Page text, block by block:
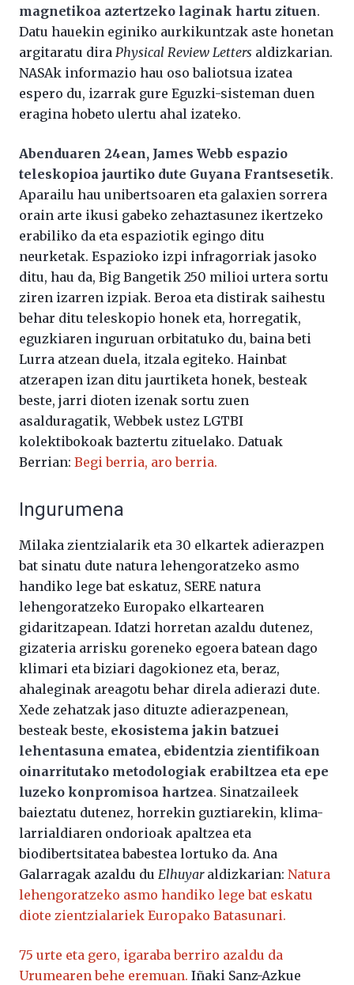
magnetikoa aztertzeko laginak hartu zituen.
Datu hauekin eginiko aurkikuntzak aste honetan
argitaratu dira Physical Review Letters aldizkarian.
NASAk informazio hau oso baliotsua izatea
espero du, izarrak gure Eguzki-sisteman duen
eragina hobeto ulertu ahal izateko.
Abenduaren 24ean, James Webb espazio
teleskopioa jaurtiko dute Guyana Frantsesetik.
Aparailu hau unibertsoaren eta galaxien sorrera
orain arte ikusi gabeko zehaztasunez ikertzeko
erabiliko da eta espaziotik egingo ditu
neurketak. Espazioko izpi infragorriak jasoko
ditu, hau da, Big Bangetik 250 milioi urtera sortu
ziren izarren izpiak. Beroa eta distirak saihestu
behar ditu teleskopio honek eta, horregatik,
eguzkiaren inguruan orbitatuko du, baina beti
Lurra atzean duela, itzala egiteko. Hainbat
atzerapen izan ditu jaurtiketa honek, besteak
beste, jarri dioten izenak sortu zuen
asalduragatik, Webbek ustez LGTBI
kolektibokoak baztertu zituelako. Datuak
Berrian: Begi berria, aro berria.
Ingurumena
Milaka zientzialarik eta 30 elkartek adierazpen
bat sinatu dute natura lehengoratzeko asmo
handiko lege bat eskatuz, SERE natura
lehengoratzeko Europako elkartearen
gidaritzapean. Idatzi horretan azaldu dutenez,
gizateria arrisku goreneko egoera batean dago
klimari eta biziari dagokionez eta, beraz,
ahaleginak areagotu behar direla adierazi dute.
Xede zehatzak jaso dituzte adierazpenean,
besteak beste, ekosistema jakin batzuei
lehentasuna ematea, ebidentzia zientifikoan
oinarritutako metodologiak erabiltzea eta epe
luzeko konpromisoa hartzea. Sinatzaileek
baieztatu dutenez, horrekin guztiarekin, klima-
larrialdiaren ondorioak apaltzea eta
biodibertsitatea babestea lortuko da. Ana
Galarragak azaldu du Elhuyaraldizkarian: Natura
lehengoratzeko asmo handiko lege bat eskatu
diote zientzialariek Europako Batasunari.
75 urte eta gero, igaraba berriro azaldu da
Urumearen behe eremuan. Iñaki Sanz-Azkue